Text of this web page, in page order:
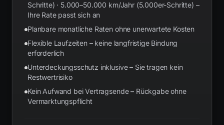
Schritte) · 5.000–50.000 km/Jahr (5.000er-Schritte) –
Ihre Rate passt sich an
Planbare monatliche Raten ohne unerwartete Kosten
Flexible Laufzeiten – keine langfristige Bindung
erforderlich
Unterdeckungsschutz inklusive – Sie tragen kein
Restwertrisiko
Kein Aufwand bei Vertragsende – Rückgabe ohne
Vermarktungspflicht